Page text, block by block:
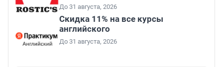
До 31 августа, 2026
Скидка 11% на все курсы
английского
До 31 августа, 2026